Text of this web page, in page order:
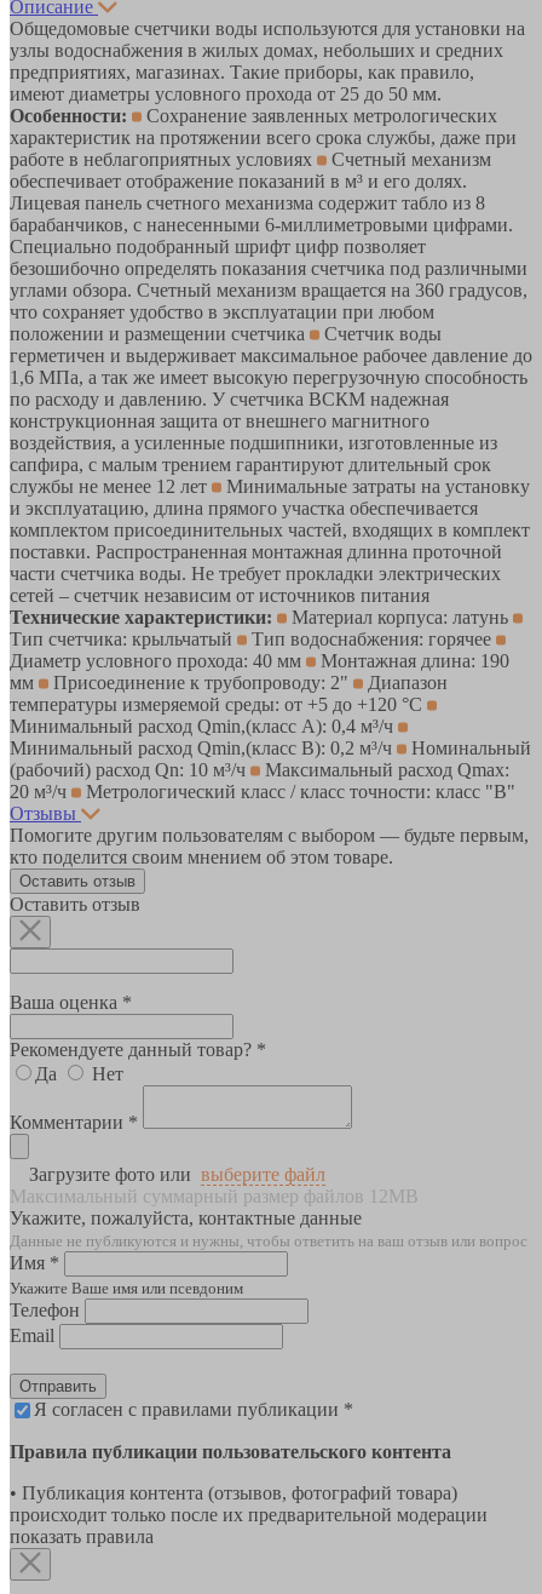
Описание
Общедомовые счетчики воды используются для установки на
узлы водоснабжения в жилых домах, небольших и средних
предприятиях, магазинах. Такие приборы, как правило,
имеют диаметры условного прохода от 25 до 50 мм.
Особенности:
Cохранение заявленных метрологических
характеристик на протяжении всего срока службы, даже при
работе в неблагоприятных условиях
Счетный механизм
обеспечивает отображение показаний в м³ и его долях.
Лицевая панель счетного механизма содержит табло из 8
барабанчиков, с нанесенными 6-миллиметровыми цифрами.
Специально подобранный шрифт цифр позволяет
безошибочно определять показания счетчика под различными
углами обзора. Счетный механизм вращается на 360 градусов,
что сохраняет удобство в эксплуатации при любом
положении и размещении счетчика
Счетчик воды
герметичен и выдерживает максимальное рабочее давление до
1,6 МПа, а так же имеет высокую перегрузочную способность
по расходу и давлению. У счетчика ВСКМ надежная
конструкционная защита от внешнего магнитного
воздействия, а усиленные подшипники, изготовленные из
сапфира, с малым трением гарантируют длительный срок
службы не менее 12 лет
Минимальные затраты на установку
и эксплуатацию, длина прямого участка обеспечивается
комплектом присоединительных частей, входящих в комплект
поставки. Распространенная монтажная длинна проточной
части счетчика воды. Не требует прокладки электрических
сетей – счетчик независим от источников питания
Технические характеристики:
Материал корпуса: латунь
Тип счетчика: крыльчатый
Тип водоснабжения: горячее
Диаметр условного прохода: 40 мм
Монтажная длина: 190
мм
Присоединение к трубопроводу: 2"
Диапазон
температуры измеряемой среды: от +5 до +120 °С
Минимальный расход Qmin,(класс А): 0,4 м³/ч
Минимальный расход Qmin,(класс В): 0,2 м³/ч
Номинальный
(рабочий) расход Qn: 10 м³/ч
Максимальный расход Qmax:
20 м³/ч
Метрологический класс / класс точности: класс "В"
Отзывы
Помогите другим пользователям с выбором — будьте первым,
кто поделится своим мнением об этом товаре.
Оставить отзыв
Оставить отзыв
Ваша оценка *
Рекомендуете данный товар? *
Да
Нет
Комментарии *
Загрузите фото или выберите файл
Максимальный суммарный размер файлов 12MB
Укажите, пожалуйста, контактные данные
Данные не публикуются и нужны, чтобы ответить на ваш отзыв или вопрос
Имя *
Укажите Ваше имя или псевдоним
Телефон
Email
Отправить
Я согласен с правилами публикации *
Правила публикации пользовательского контента
• Публикация контента (отзывов, фотографий товара)
происходит только после их предварительной модерации
показать правила